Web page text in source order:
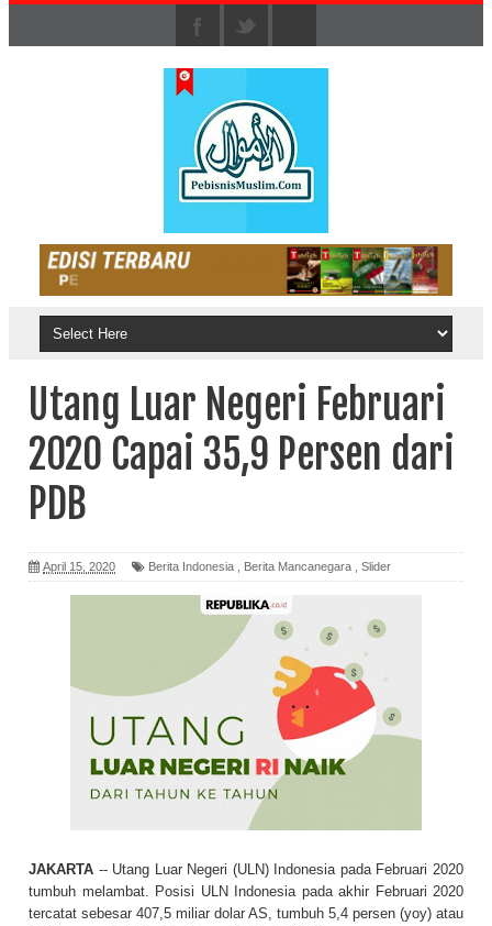
Utang Luar Negeri Februari
2020 Capai 35,9 Persen dari
PDB
April 15, 2020 Berita Indonesia Berita Mancanegara Slider
JAKARTA -- Utang Luar Negeri (ULN) Indonesia pada Februari 2020
tumbuh melambat. Posisi ULN Indonesia pada akhir Februari 2020
tercatat sebesar 407,5 miliar dolar AS, tumbuh 5,4 persen (yoy) atau